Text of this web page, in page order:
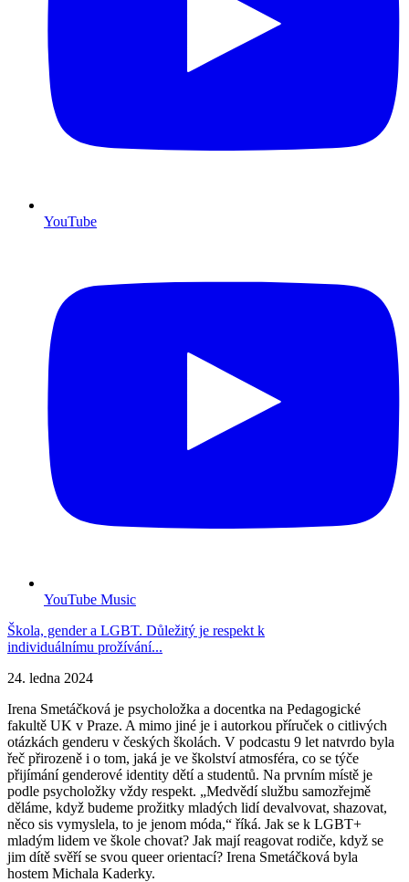
YouTube
YouTube Music
Škola, gender a LGBT. Důležitý je respekt k
individuálnímu prožívání...
24. ledna 2024
Irena Smetáčková je psycholožka a docentka na Pedagogické
fakultě UK v Praze. A mimo jiné je i autorkou příruček o citlivých
otázkách genderu v českých školách. V podcastu 9 let natvrdo byla
řeč přirozeně i o tom, jaká je ve školství atmosféra, co se týče
přijímání genderové identity dětí a studentů. Na prvním místě je
podle psycholožky vždy respekt. „Medvědí službu samozřejmě
děláme, když budeme prožitky mladých lidí devalvovat, shazovat,
něco sis vymyslela, to je jenom móda,“ říká. Jak se k LGBT+
mladým lidem ve škole chovat? Jak mají reagovat rodiče, když se
jim dítě svěří se svou queer orientací? Irena Smetáčková byla
hostem Michala Kaderky.